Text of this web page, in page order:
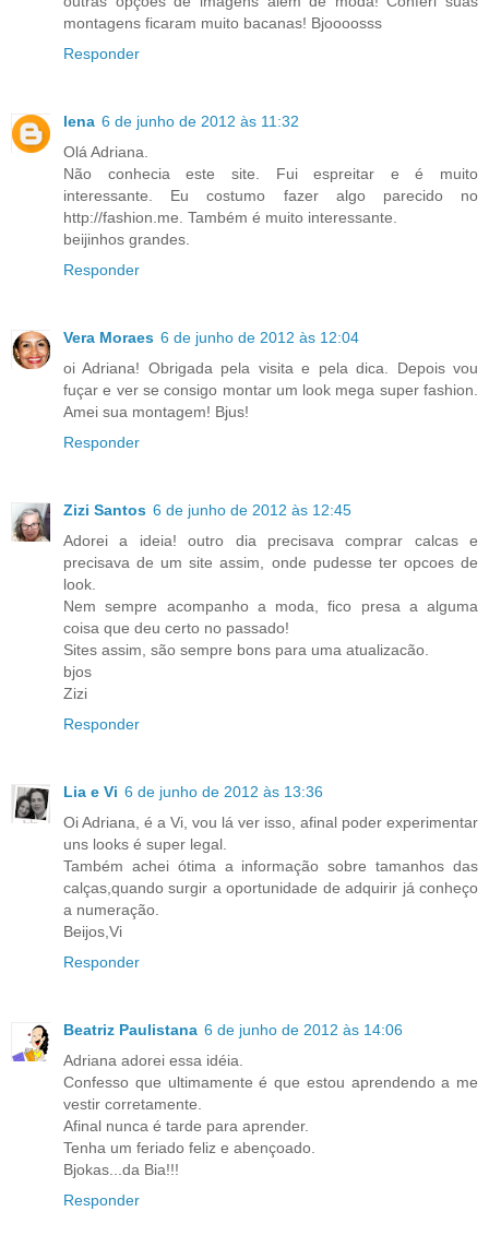
montagens ficaram muito bacanas! Bjoooosss
Responder
lena 6 de junho de 2012 às 11:32
Olá Adriana.
Não conhecia este site. Fui espreitar e é muito
interessante. Eu costumo fazer algo parecido no
http://fashion.me. Também é muito interessante.
beijinhos grandes.
Responder
Vera Moraes 6 de junho de 2012 às 12:04
oi Adriana! Obrigada pela visita e pela dica. Depois vou
fuçar e ver se consigo montar um look mega super fashion.
Amei sua montagem! Bjus!
Responder
Zizi Santos 6 de junho de 2012 às 12:45
Adorei a ideia! outro dia precisava comprar calcas e
precisava de um site assim, onde pudesse ter opcoes de
look.
Nem sempre acompanho a moda, fico presa a alguma
coisa que deu certo no passado!
Sites assim, são sempre bons para uma atualizacão.
bjos
Zizi
Responder
Lia e Vi 6 de junho de 2012 às 13:36
Oi Adriana, é a Vi, vou lá ver isso, afinal poder experimentar
uns looks é super legal.
Também achei ótima a informação sobre tamanhos das
calças,quando surgir a oportunidade de adquirir já conheço
a numeração.
Beijos,Vi
Responder
Beatriz Paulistana 6 de junho de 2012 às 14:06
Adriana adorei essa idéia.
Confesso que ultimamente é que estou aprendendo a me
vestir corretamente.
Afinal nunca é tarde para aprender.
Tenha um feriado feliz e abençoado.
Bjokas...da Bia!!!
Responder